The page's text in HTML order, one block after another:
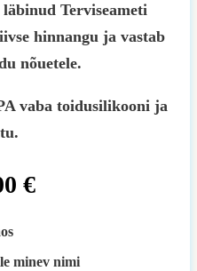
Terviseameti
hinnangu ja vastab
nõuetele.
vaba toidusilikooni ja
€
minev nimi